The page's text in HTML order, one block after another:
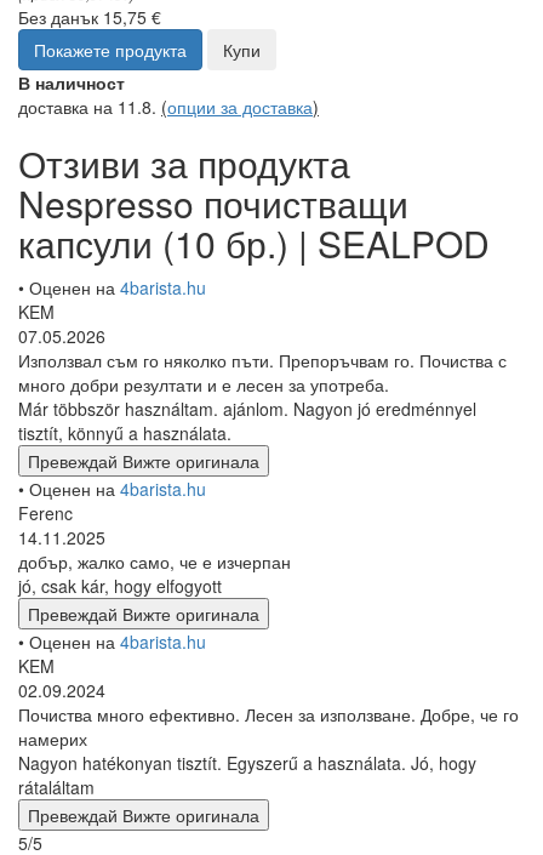
Еспресо тоник – освежаващ летен хит
Nespresso почистващи капсули (10 бр.) | SEALPOD
ОтзивиNespresso
почистващи капсули (10
бр.) | SEALPOD
Търсите Nespresso почистващи капсули (10 бр.) | SEALPOD
отзиви за продукта?
Досега този продукт е оценен с 5 от 5 звезди от 3 потребители.
По-долу ще намерите отзиви и опит от реални потребители на
Nespresso почистващи капсули (10 бр.) | SEALPOD.
18,90 €
(прибл 36,97 lev)
Без данък 15,75 €
Покажете продукта
Купи
В наличност
доставка на 11.8.
Отзиви за продукта
Nespresso почистващи
капсули (10 бр.) | SEALPOD